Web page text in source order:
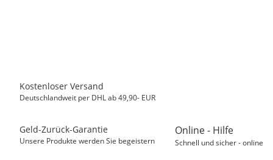
Kostenloser Versand
Deutschlandweit per DHL ab 49,90- EUR
Geld-Zurück-Garantie
Unsere Produkte werden Sie begeistern
Online - Hilfe
Schnell und sicher - online